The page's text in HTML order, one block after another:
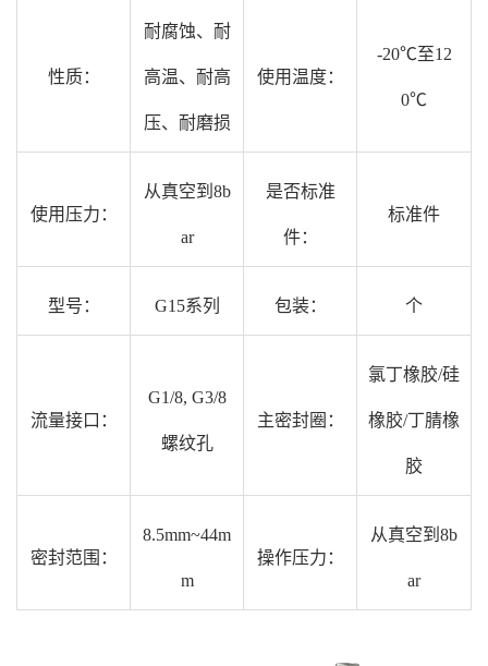
性质：
耐腐蚀、耐
高温、耐高
压、耐磨损
使用温度：
-20℃至12
0℃
使用压力：
从真空到8b
ar
是否标准
件：
标准件
型号： G15系列 包装： 个
流量接口：
G1/8, G3/8
螺纹孔
主密封圈：
氯丁橡胶/硅
橡胶/丁腈橡
胶
密封范围：
8.5mm~44m
m
操作压力：
从真空到8b
ar